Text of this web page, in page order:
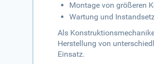
Montage von größeren
Wartung und
Als
Herstellung von
Einsatz.